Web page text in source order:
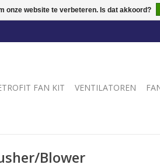
FAN KIT VENTILATOREN
Blower
onze website te verbeteren. Is dat akkoord?